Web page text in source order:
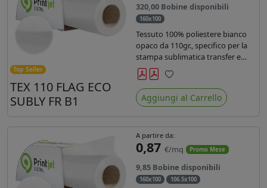
Top Seller
TEX 110 FLAG ECO
SUBLY FR B1
320,00 Bobine disponibili
160x100
Tessuto 100% poliestere bianco
opaco da 110gr., specifico per la
stampa sublimatica transfer e
diretta. Ideale per la realizzazione
di stendardi e bandiere, grazie al
passaggio dell'inchiostro su
entrambi i lati. Dotato di
Preferiti
Aggiungi al Carrello
A partire da:
0,87 €/mq Promo Mese
9,85 Bobine disponibili
160x100 106.5x100